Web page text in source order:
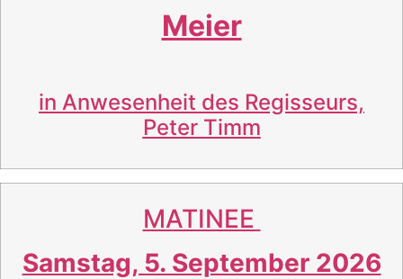
Meier
in Anwesenheit des Regisseurs,
Peter Timm
MATINEE
Samstag, 5. September 2026